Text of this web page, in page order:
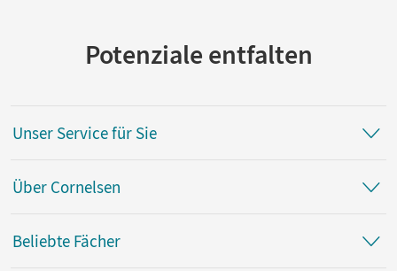
Potenziale entfalten
Unser Service für Sie
Über Cornelsen
Beliebte Fächer